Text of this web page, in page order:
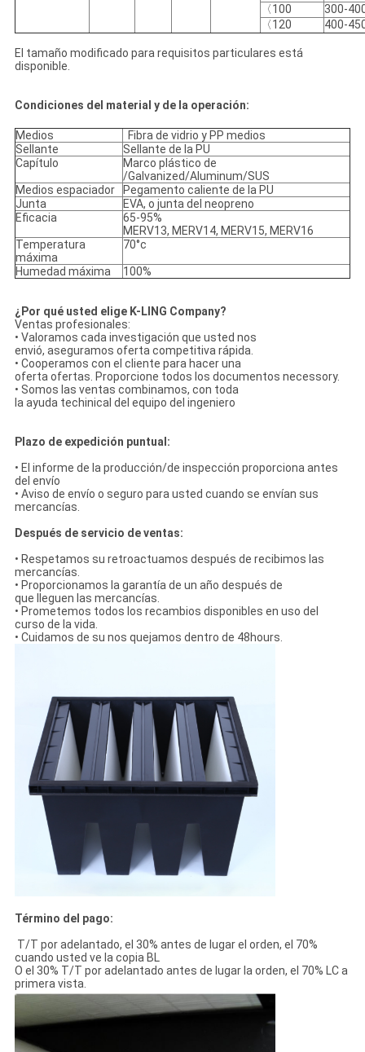
〈100
300-
〈120
400-
El tamaño modificado para requisitos particulares está
disponible.
Condiciones del material y de la operación:
Medios
Fibra de vidrio y PP medios
Sellante
Sellante de la PU
Capítulo
Marco plástico de
/Galvanized/Aluminum/SUS
Medios espaciador
Pegamento caliente de la PU
Junta
EVA, o junta del neopreno
Eficacia
65-95%
MERV13, MERV14, MERV15, MERV16
Temperatura
máxima
70°c
Humedad máxima 100%
¿Por qué usted elige K-LING Company?
Ventas profesionales:
• Valoramos cada investigación que usted nos
envió, aseguramos oferta competitiva rápida.
• Cooperamos con el cliente para hacer una
oferta ofertas. Proporcione todos los documentos necessory.
• Somos las ventas combinamos, con toda
la ayuda techinical del equipo del ingeniero
Plazo de expedición puntual:
• El informe de la producción/de inspección proporciona antes
del envío
• Aviso de envío o seguro para usted cuando se envían sus
mercancías.
Después de servicio de ventas:
• Respetamos su retroactuamos después de recibimos las
mercancías.
• Proporcionamos la garantía de un año después de
que lleguen las mercancías.
• Prometemos todos los recambios disponibles en uso del
curso de la vida.
• Cuidamos de su nos quejamos dentro de 48hours.
Término del pago:
T/T por adelantado, el 30% antes de lugar el orden, el 70%
cuando usted ve la copia BL
O el 30% T/T por adelantado antes de lugar la orden, el 70% LC a
primera vista.